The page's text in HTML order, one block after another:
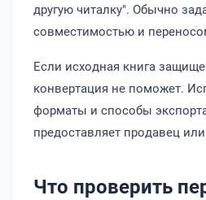
другую читалку". Обычно
совместимостью и
Если исходная книга
конвертация не поможет.
форматы и способы
предоставляет продавец
Что проверить